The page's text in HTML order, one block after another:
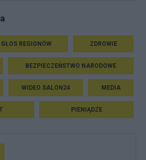
GŁOS REGIONÓW ZDROWIE
BEZPIECZEŃSTWO NARODOWE
WIDEO SALON24 MEDIA
PIENIĄDZE